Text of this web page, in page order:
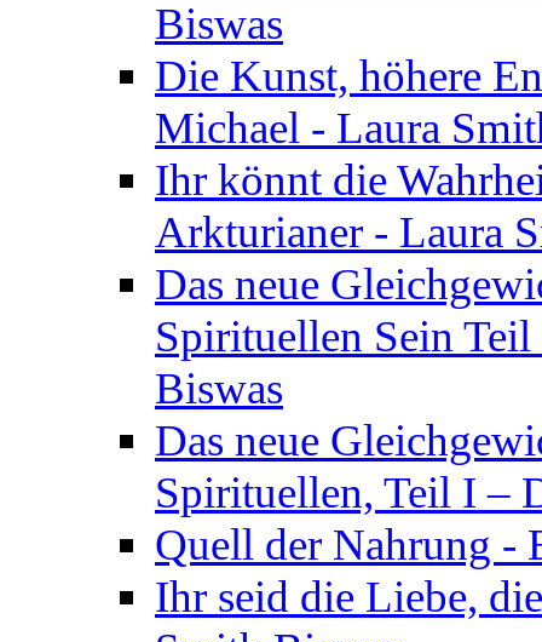
Biswas
Die Kunst, höhere
Michael - Laura
Ihr könnt die
Arkturianer - Laura
Das neue
Spirituellen Sein
Biswas
Das neue
Spirituellen, Teil I –
Quell der Nahrung -
Ihr seid die Liebe,